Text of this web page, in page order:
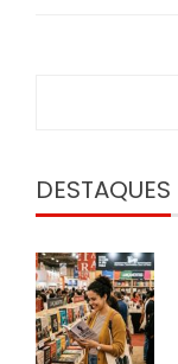
DESTAQUES